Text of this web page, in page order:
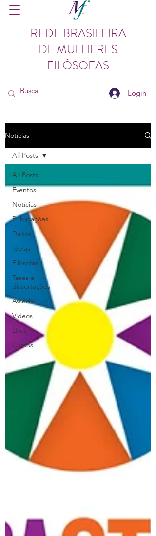
REDE BRASILEIRA
DE MULHERES
FILÓSOFAS
Login
Notícias
All Posts
Eventos
Notícias
Publicações
Dados
Ideias
Filósofas
Teses e
dissertações
Assédio
Vídeos
Lives
Cursos
All Posts